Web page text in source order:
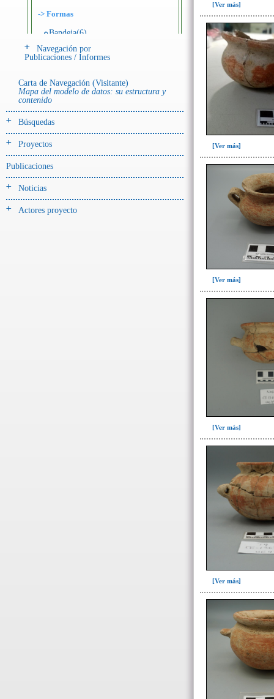
-> Formas
Bandeja(6)
Botella(4)
Efigie antropomorfa(24)
Efigie híbrida(2)
Efigie zoomorfa(56)
Jarra(340)
Mamaderas(1)
Molde(1)
Navegación por
Publicaciones / Informes
Carta de Navegación (Visitante)
Mapa del modelo de datos: su estructura y
contenido
Búsquedas
Proyectos
Publicaciones
Noticias
Actores proyecto
[Ver más]
[Ver más]
[Ver más]
[Ver más]
[Ver más]